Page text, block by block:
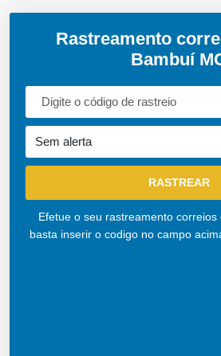
Rastreamento
Bambuí
Efetue o seu rastreamento
basta inserir o codigo no campo